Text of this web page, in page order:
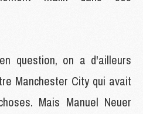
question, on a d'ailleurs
Manchester City qui avait
Mais Manuel Neuer